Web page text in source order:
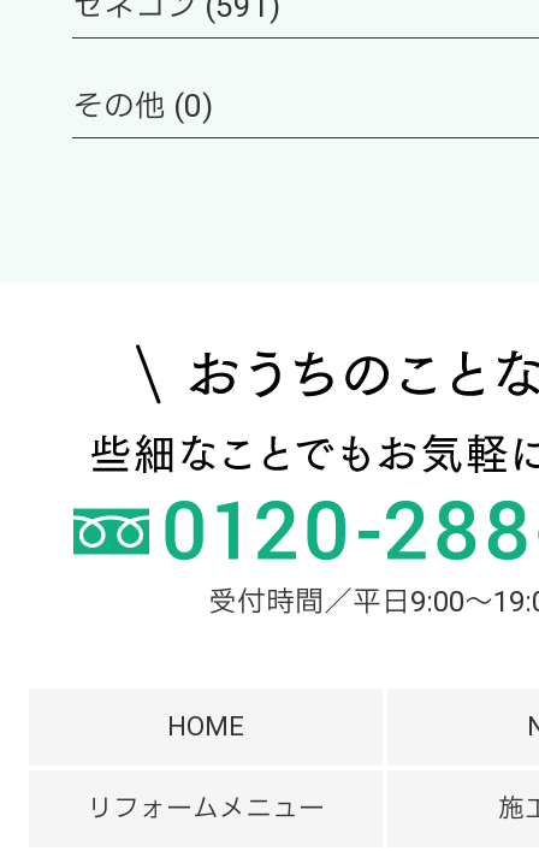
その他 (0)
受付時間／平日9:00～
HOME
リフォームメニュー 施